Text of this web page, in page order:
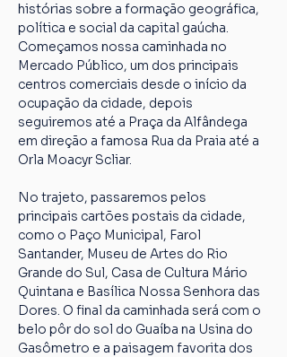
histórias sobre a formação geográfica,
política e social da capital gaúcha.
Começamos nossa caminhada no
Mercado Público, um dos principais
centros comerciais desde o início da
ocupação da cidade, depois
seguiremos até a Praça da Alfândega
em direção a famosa Rua da Praia até a
Orla Moacyr Scliar.
No trajeto, passaremos pelos
principais cartões postais da cidade,
como o Paço Municipal, Farol
Santander, Museu de Artes do Rio
Grande do Sul, Casa de Cultura Mário
Quintana e Basílica Nossa Senhora das
Dores. O final da caminhada será com o
belo pôr do sol do Guaíba na Usina do
Gasômetro e a paisagem favorita dos